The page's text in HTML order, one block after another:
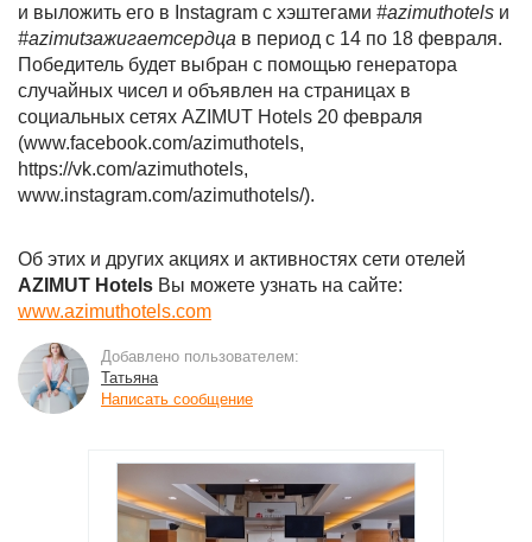
и выложить его в Instagram с хэштегами #azimuthotels и
#azimutзажигаетсердца в период с 14 по 18 февраля.
Победитель будет выбран с помощью генератора
случайных чисел и объявлен на страницах в
социальных сетях AZIMUT Hotels 20 февраля
(www.facebook.com/azimuthotels,
https://vk.com/azimuthotels,
www.instagram.com/azimuthotels/).
Об этих и других акциях и активностях сети отелей
AZIMUT Hotels Вы можете узнать на сайте:
www.azimuthotels.com
Добавлено пользователем:
Татьяна
Написать сообщение